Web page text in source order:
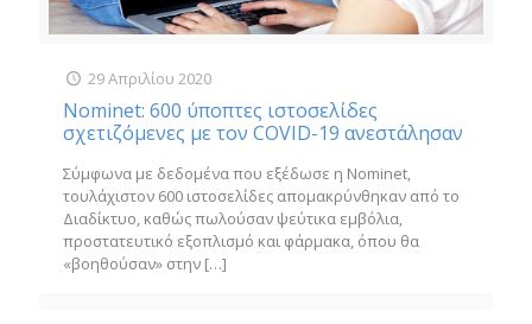
29 Απριλίου 2020
Nominet: 600 ύποπτες ιστοσελίδες
σχετιζόμενες με τον COVID-19 ανεστάλησαν
Σύμφωνα με δεδομένα που εξέδωσε η Nominet,
τουλάχιστον 600 ιστοσελίδες απομακρύνθηκαν από το
Διαδίκτυο, καθώς πωλούσαν ψεύτικα εμβόλια,
προστατευτικό εξοπλισμό και φάρμακα, όπου θα
«βοηθούσαν» στην […]